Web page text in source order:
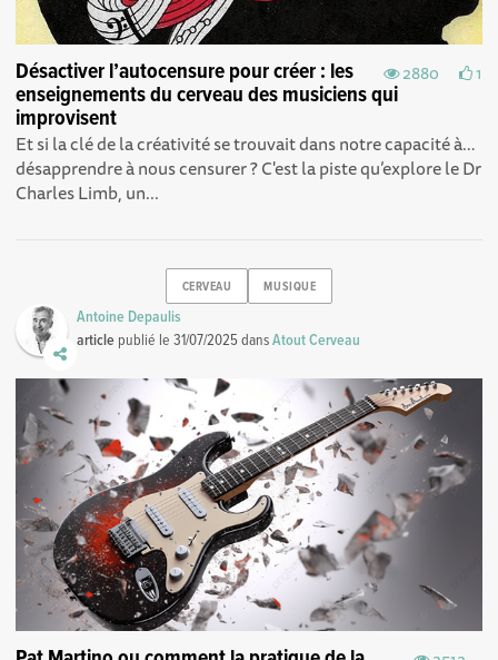
2880 1
Désactiver l’autocensure pour créer : les
enseignements du cerveau des musiciens qui
improvisent
Et si la clé de la créativité se trouvait dans notre capacité à…
désapprendre à nous censurer ? C'est la piste qu’explore le Dr
Charles Limb, un...
CERVEAU MUSIQUE
Antoine Depaulis
article publié le31/07/2025dansAtout Cerveau